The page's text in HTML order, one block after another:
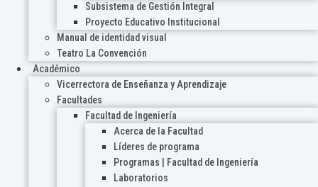
Subsistema de Gestión Integral
Proyecto Educativo Institucional
Manual de identidad visual
Teatro La Convención
Académico
Vicerrectora de Enseñanza y Aprendizaje
Facultades
Facultad de Ingeniería
Acerca de la Facultad
Líderes de programa
Programas | Facultad de Ingeniería
Laboratorios